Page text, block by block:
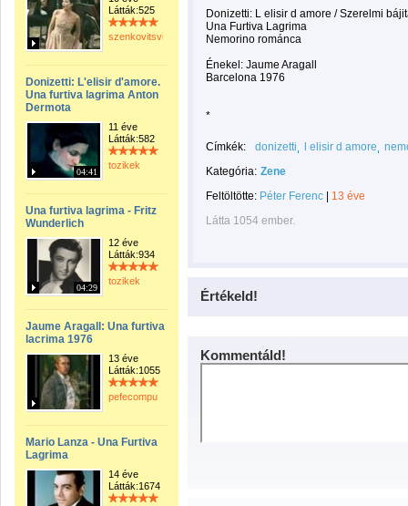
Látták:525
szenkovitsviktor
Donizetti: L'elisir d'amore.
Una furtiva lagrima Anton
Dermota
04:41
11 éve
Látták:582
tozikek
Una furtiva lagrima - Fritz
Wunderlich
04:29
12 éve
Látták:934
tozikek
Jaume Aragall: Una furtiva
lacrima 1976
13 éve
Látták:1055
pefecompu
Mario Lanza - Una Furtiva
Lagrima
14 éve
Látták:1674
Donizetti: L elisir d amore / Szerelmi
Una Furtiva Lagrima
Nemorino románca
Énekel: Jaume Aragall
Barcelona 1976
*
Címkék: donizetti l elisir d amore
Kategória: Zene
Feltöltötte: Péter Ferenc
13 éve
Látta 1054 ember.
Értékeld!
Kommentáld!